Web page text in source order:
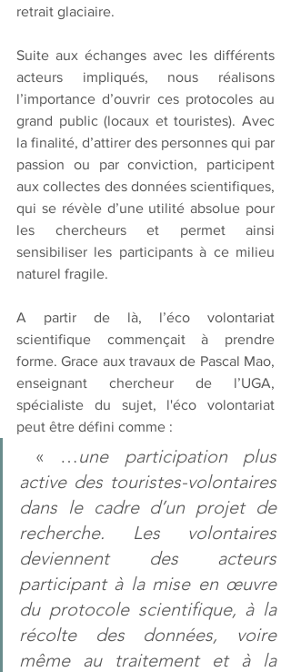
retrait glaciaire.
Suite aux échanges avec les différents
acteurs impliqués, nous réalisons
l’importance d’ouvrir ces protocoles au
grand public (locaux et touristes). Avec
la finalité, d’attirer des personnes qui par
passion ou par conviction, participent
aux collectes des données scientifiques,
qui se révèle d’une utilité absolue pour
les chercheurs et permet ainsi
sensibiliser les participants à ce milieu
naturel fragile.
A partir de là, l’éco volontariat
scientifique commençait à prendre
forme. Grace aux travaux de Pascal Mao,
enseignant chercheur de l’UGA,
spécialiste du sujet, l'éco volontariat
peut être défini comme :
« …une participation plus
active des touristes-volontaires
dans le cadre d’un projet de
recherche. Les volontaires
deviennent des acteurs
participant à la mise en œuvre
du protocole scientifique, à la
récolte des données, voire
même au traitement et à la